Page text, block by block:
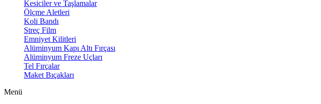
Kesiciler ve Taşlamalar
Ölçme Aletleri
Koli Bandı
Streç Film
Emniyet Kilitleri
Alüminyum Kapı Altı Fırçası
Alüminyum Freze Uçları
Tel Fırçalar
Maket Bıçakları
Menü